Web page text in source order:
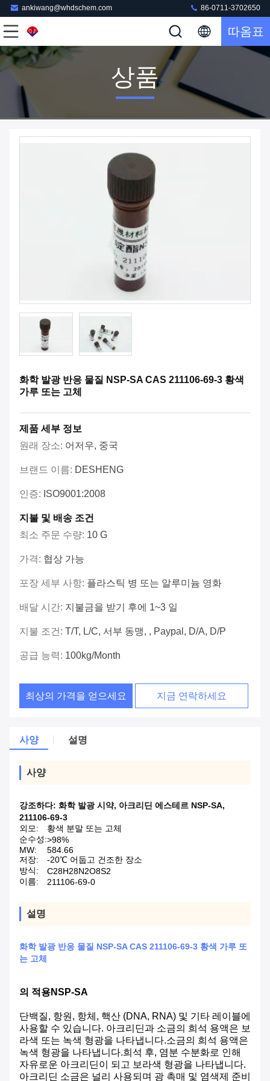
ankiwang@whdschem.com 86-0711-3702650
따옴표
상품
화학 발광 반응 물질 NSP-SA CAS 211106-69-3 황색
가루 또는 고체
제품 세부 정보
원래 장소: 어저우, 중국
브랜드 이름: DESHENG
인증: ISO9001:2008
지불 및 배송 조건
최소 주문 수량: 10 G
가격: 협상 가능
포장 세부 사항: 플라스틱 병 또는 알루미늄 영화
배달 시간: 지불금을 받기 후에 1~3 일
지불 조건: T/T, L/C, 서부 동맹, , Paypal, D/A, D/P
공급 능력: 100kg/month
최상의 가격을 얻으세요 지금 연락하세요
사양 설명
사양
강조하다: 화학 발광 시약, 아크리딘 에스테르 NSP-SA,
211106-69-3
외모:
황색 분말 또는 고체
순수성:>98%
MW:
584.66
저장:
-20℃ 어둡고 건조한 장소
방식:
C28H28N2O8S2
이름:
211106-69-0
설명
화학 발광 반응 물질 NSP-SA CAS 211106-69-3 황색 가루 또
는 고체
의 적용NSP-SA
단백질, 항원, 항체, 핵산 (DNA, RNA) 및 기타 레이블에
사용할 수 있습니다. 아크리딘과 소금의 희석 용액은 보
라색 또는 녹색 형광을 나타냅니다.소금의 희석 용액은
녹색 형광을 나타냅니다.희석 후, 염분 수분화로 인해
자유로운 아크리딘이 되고 보라색 형광을 나타냅니다.
아크리딘 소금은 널리 사용되며 광 촉매 및 염색제 준비